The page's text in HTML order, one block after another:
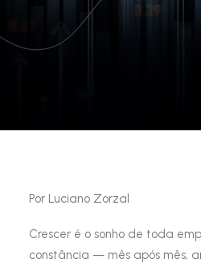
Por Luciano Zorzal
Crescer é o sonho de toda
constância — mês após mês,